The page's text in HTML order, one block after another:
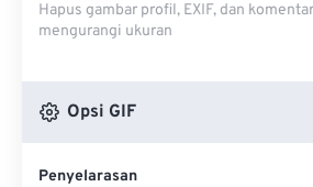
Hapus gambar profil, EXIF, dan
mengurangi ukuran
Opsi GIF
Penyelarasan